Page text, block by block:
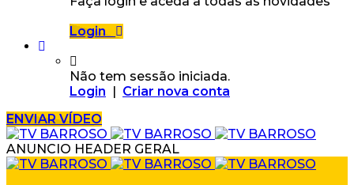
Login
Não tem sessão iniciada.
Login | Criar nova conta
ENVIAR VÍDEO
ANUNCIO HEADER GERAL